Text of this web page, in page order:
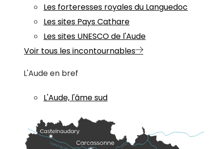
Les forteresses royales du Languedoc
Les sites Pays Cathare
Les sites UNESCO de l'Aude
Voir tous les incontournables
L'Aude en bref
L'Aude, l'âme sud